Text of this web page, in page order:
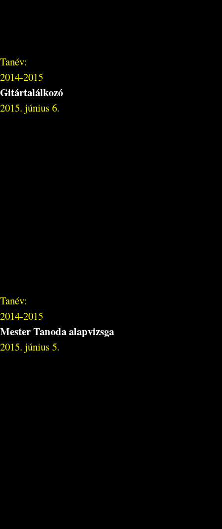
Tanév:
2014-2015
Gitártalálkozó
2015. június 6.
Tanév:
2014-2015
Mester Tanoda alapvizsga
2015. június 5.